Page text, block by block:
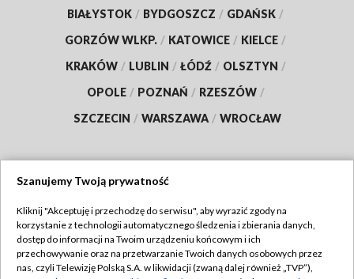
BIAŁYSTOK / BYDGOSZCZ / GDAŃSK /
GORZÓW WLKP. / KATOWICE / KIELCE /
KRAKÓW / LUBLIN / ŁÓDŹ / OLSZTYN /
OPOLE / POZNAŃ / RZESZÓW /
SZCZECIN / WARSZAWA / WROCŁAW
TVP
Abonament TVP
Regulamin TVP
Szanujemy Twoją prywatność
Kliknij "Akceptuję i przechodzę do serwisu", aby wyrazić zgody na
korzystanie z technologii automatycznego śledzenia i zbierania danych,
dostęp do informacji na Twoim urządzeniu końcowym i ich
przechowywanie oraz na przetwarzanie Twoich danych osobowych przez
nas, czyli Telewizję Polską S.A. w likwidacji (zwaną dalej również „TVP”),